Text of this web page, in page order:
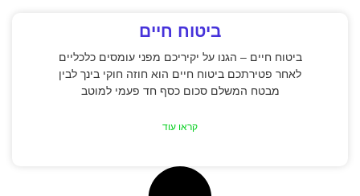
ביטוח חיים
ביטוח חיים – הגנו על יקיריכם מפני עומסים כלכליים
לאחר פטירתכם ביטוח חיים הוא חוזה חוקי בינך לבין
מבטח המשלם סכום כסף חד פעמי למוטב
קראו עוד